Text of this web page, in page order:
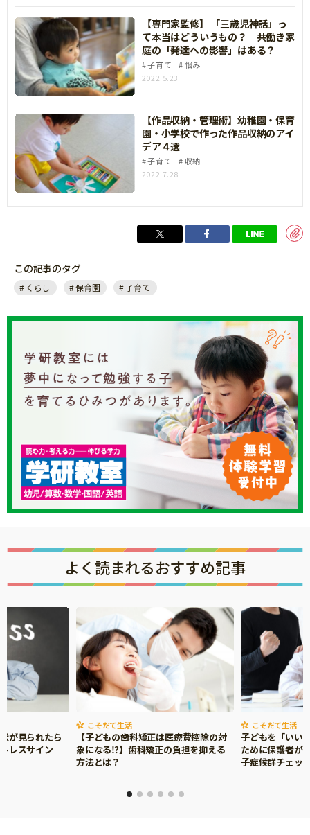
【専門家監修】 「三歳児神話」っ
て本当はどういうもの？ 共働き家
庭の「発達への影響」はある？
子育て
悩み
2022.5.23
【作品収納・管理術】幼稚園・保育
園・小学校で作った作品収納のアイ
デア４選
子育て
収納
2022.7.28
この記事のタグ
くらし 保育園 子育て
よく読まれるおすすめ記事
が見られたら
レスサイン
こそだて生活
【子どもの歯科矯正は医療費控除の対
象になる⁉】歯科矯正の負担を抑える
方法とは？
こそだて生活
子どもを「いい
ために保護者が
子症候群チェッ